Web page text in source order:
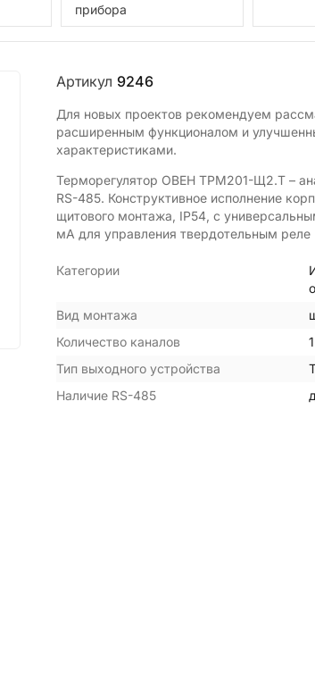
прибора
Артикул 9246
Для новых проектов рекомендуем
расширенным функционалом и
характеристиками.
Терморегулятор ОВЕН ТРМ201-Щ2.Т –
RS-485. Конструктивное исполнение
щитового монтажа, IP54, с
мА для управления твердотельным реле
Категории
Вид монтажа
Количество каналов
1
Тип выходного устройства
Наличие RS-485